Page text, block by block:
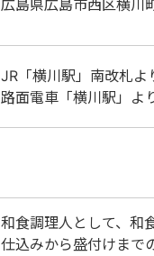
広島県広島市西区横川
JR「横川駅」南改札よ
路面電車「横川駅」よ
和食調理人として、和
仕込みから盛付けまで